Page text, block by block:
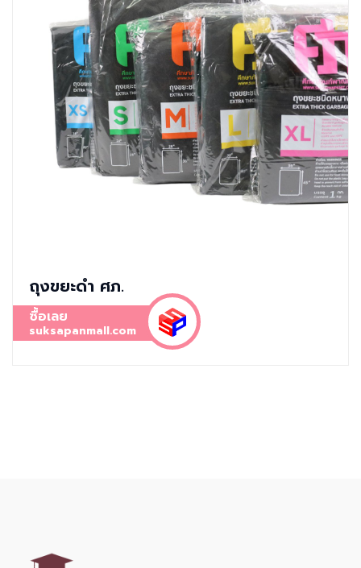
ถุงขยะดำ ศภ.
ซื้อเลย
suksapanmall.com